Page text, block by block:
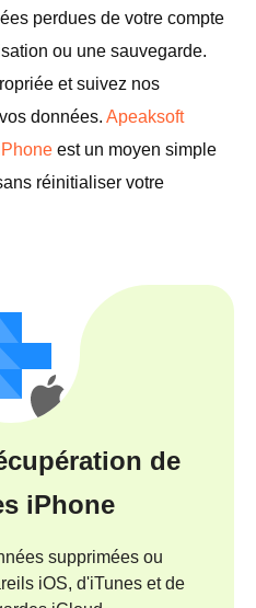
perdues de votre compte
ou une sauvegarde.
et suivez nos
données. Apeaksoft
est un moyen simple
réinitialiser votre
de
iPhone
supprimées ou
iOS, d'iTunes et de